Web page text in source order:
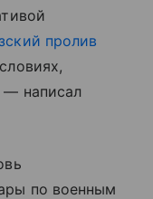
пролив
— написал
по военным